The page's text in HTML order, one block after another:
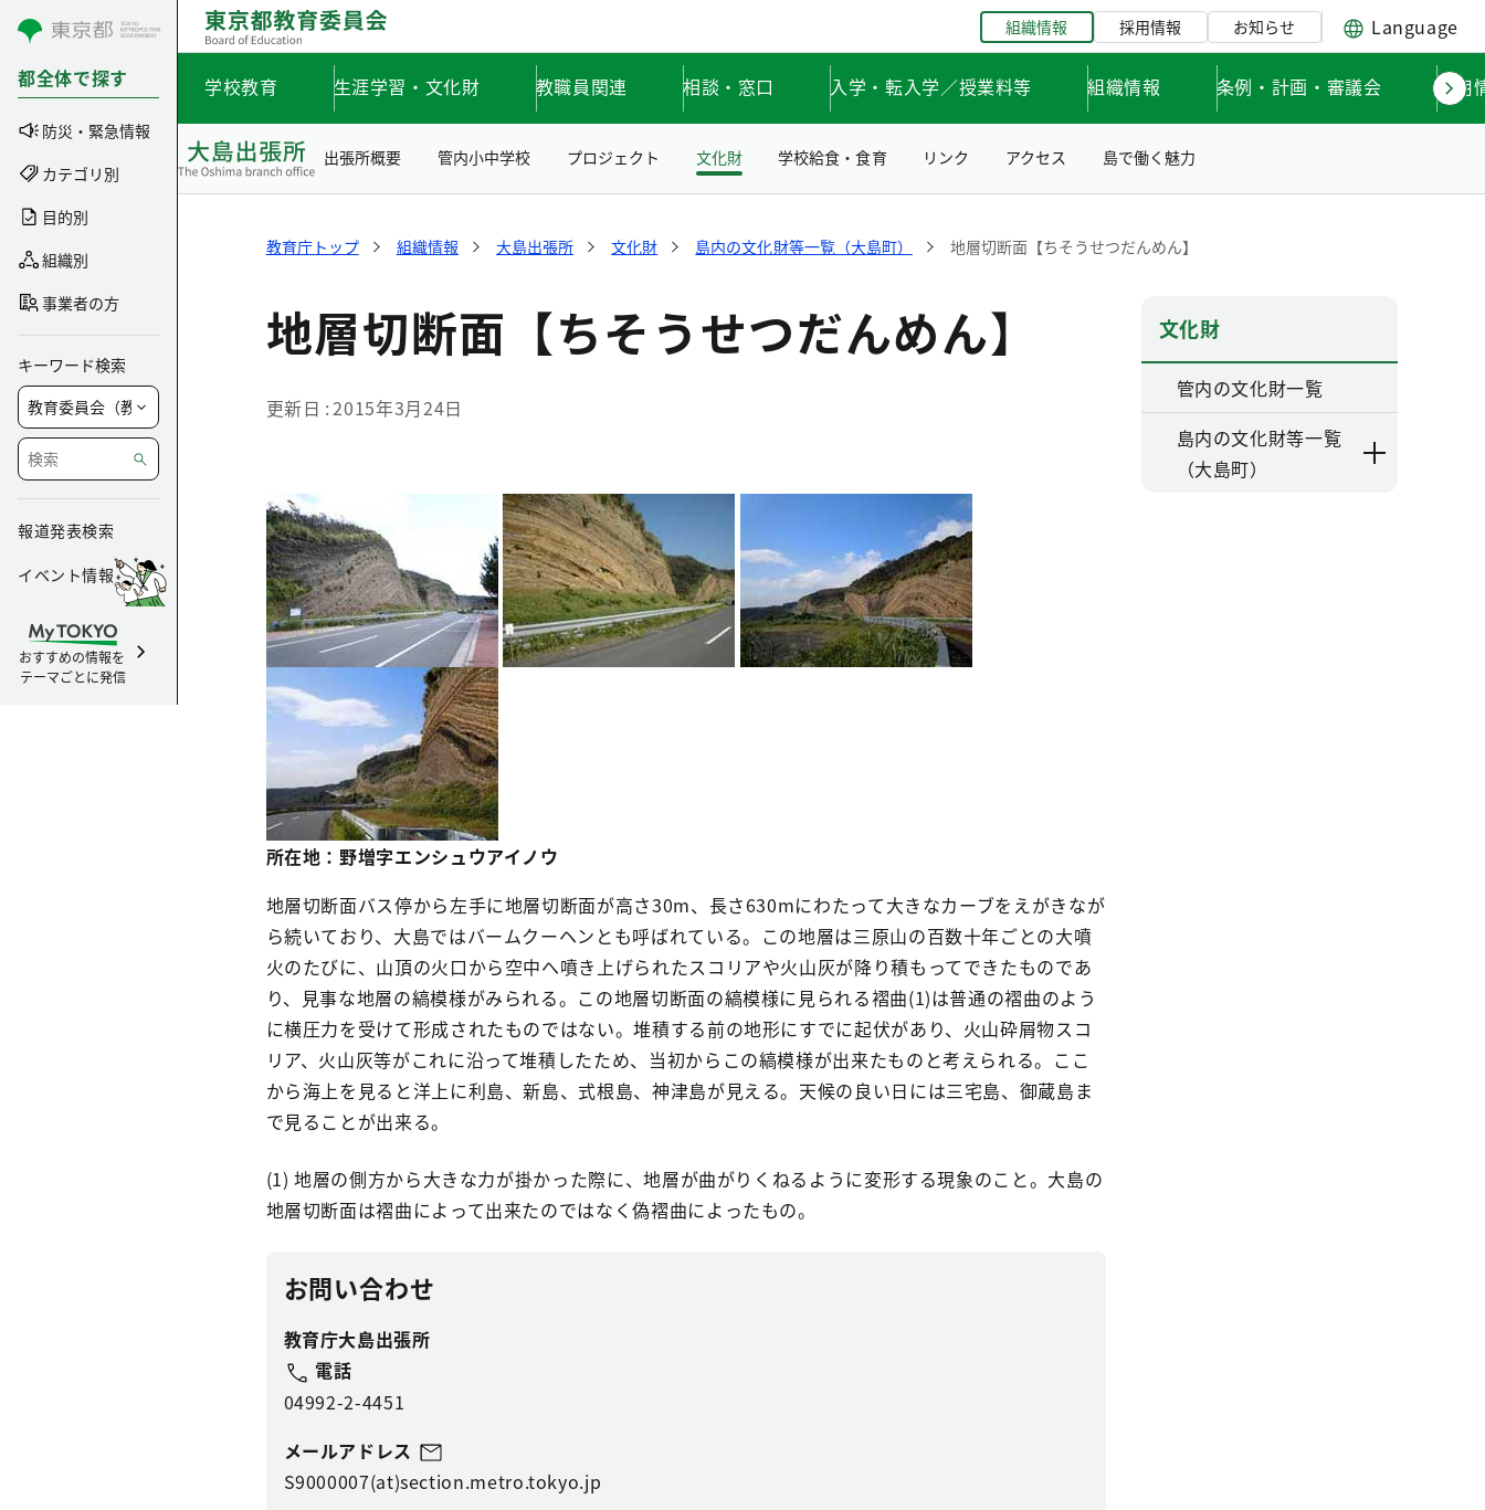
コンテンツにスキップ
都全体で探す
防災・緊急情報
カテゴリ別
目的別
組織別
事業者の方
キーワード検索
報道発表検索
イベント情報
おすすめの情報を
テーマごとに発信
組織情報 採用情報 お知らせ Language
学校教育 生涯学習・文化財 教職員関連 相談・窓口 入学・転入学／授業料等 組織情報 条例・計画・審議会 採用
出張所概要 管内小中学校 プロジェクト 文化財 学校給食・食育 リンク アクセス 島で働く魅力
教育庁トップ 組織情報 大島出張所 文化財 島内の文化財等一覧（大島町） 地層切断面【ちそうせつだんめん】
地層切断面【ちそうせつだんめん】
更新日 2015年3月24日
所在地：野増字エンシュウアイノウ
地層切断面バス停から左手に地層切断面が高さ30m、長さ630mにわたって大きなカーブをえがきなが
ら続いており、大島ではバームクーヘンとも呼ばれている。この地層は三原山の百数十年ごとの大噴
火のたびに、山頂の火口から空中へ噴き上げられたスコリアや火山灰が降り積もってできたものであ
り、見事な地層の縞模様がみられる。この地層切断面の縞模様に見られる褶曲(1)は普通の褶曲のよう
に横圧力を受けて形成されたものではない。堆積する前の地形にすでに起伏があり、火山砕屑物スコ
リア、火山灰等がこれに沿って堆積したため、当初からこの縞模様が出来たものと考えられる。ここ
から海上を見ると洋上に利島、新島、式根島、神津島が見える。天候の良い日には三宅島、御蔵島ま
で見ることが出来る。
(1) 地層の側方から大きな力が掛かった際に、地層が曲がりくねるように変形する現象のこと。大島の
地層切断面は褶曲によって出来たのではなく偽褶曲によったもの。
お問い合わせ
教育庁大島出張所
電話
04992-2-4451
メールアドレス
S9000007(at)section.metro.tokyo.jp
文化財
管内の文化財一覧
島内の文化財等一覧
（大島町）